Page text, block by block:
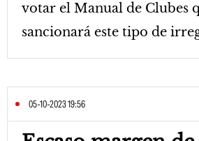
votar el Manual de Clubes
sancionará este tipo de
05-10-2023 19:56